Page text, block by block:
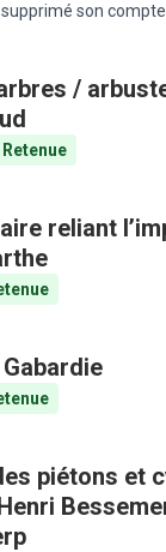
son compte
/
Retenue
reliant
piétons et